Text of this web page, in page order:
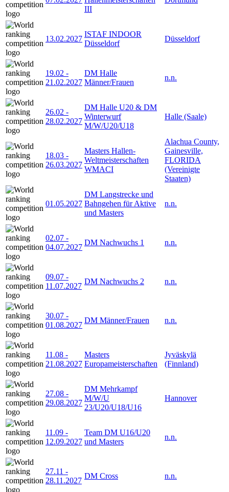
III
13.02.2027
ISTAF INDOOR
Düsseldorf
Düsseldorf
19.02 -
21.02.2027
DM Halle
Männer/Frauen
n.n.
26.02 -
28.02.2027
DM Halle U20 & DM
Winterwurf
M/W/U20/U18
Halle (Saale)
18.03 -
26.03.2027
Masters Hallen-
Weltmeisterschaften
WMACI
Alachua County,
Gainesville,
FLORIDA
(Vereinigte
Staaten)
01.05.2027
DM Langstrecke und
Bahngehen für Aktive
und Masters
n.n.
02.07 -
04.07.2027
DM Nachwuchs 1 n.n.
09.07 -
11.07.2027
DM Nachwuchs 2 n.n.
30.07 -
01.08.2027
DM Männer/Frauen n.n.
11.08 -
21.08.2027
Masters
Europameisterschaften
Jyväskylä
(Finnland)
27.08 -
29.08.2027
DM Mehrkampf
M/W/U
23/U20/U18/U16
Hannover
11.09 -
12.09.2027
Team DM U16/U20
und Masters
n.n.
27.11 -
28.11.2027
DM Cross n.n.